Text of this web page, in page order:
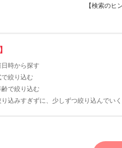
【検索のヒ
日時から探す
で絞り込む
齢で絞り込む
込みすぎずに、少しずつ絞り込んでい